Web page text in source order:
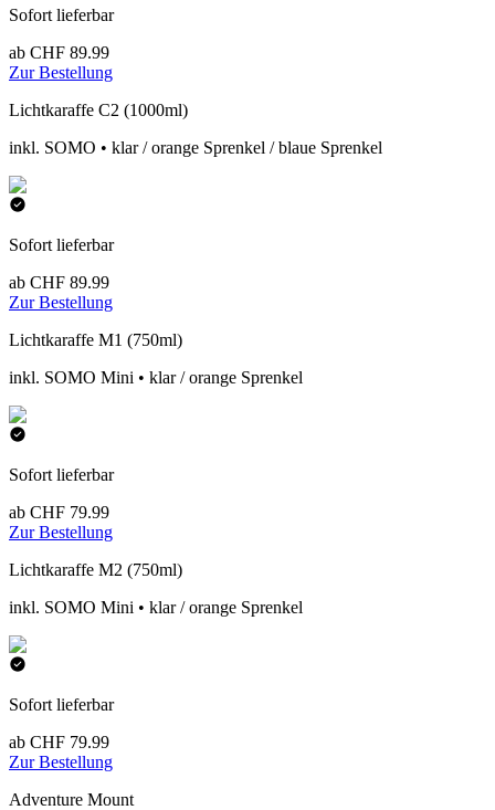
Sofort lieferbar
ab CHF 89.99
Zur Bestellung
Lichtkaraffe C2 (1000ml)
inkl. SOMO • klar / orange Sprenkel / blaue Sprenkel
Sofort lieferbar
ab CHF 89.99
Zur Bestellung
Lichtkaraffe M1 (750ml)
inkl. SOMO Mini • klar / orange Sprenkel
Sofort lieferbar
ab CHF 79.99
Zur Bestellung
Lichtkaraffe M2 (750ml)
inkl. SOMO Mini • klar / orange Sprenkel
Sofort lieferbar
ab CHF 79.99
Zur Bestellung
Adventure Mount